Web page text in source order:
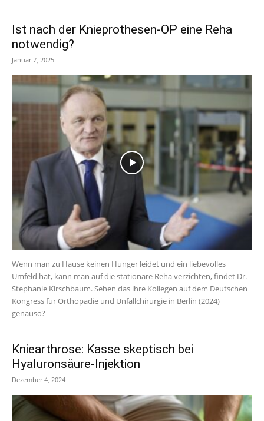
Ist nach der Knieprothesen-OP eine Reha
notwendig?
Januar 7, 2025
Wenn man zu Hause keinen Hunger leidet und ein liebevolles
Umfeld hat, kann man auf die stationäre Reha verzichten, findet Dr.
Stephanie Kirschbaum. Sehen das ihre Kollegen auf dem Deutschen
Kongress für Orthopädie und Unfallchirurgie in Berlin (2024)
genauso?
Kniearthrose: Kasse skeptisch bei
Hyaluronsäure-Injektion
Dezember 4, 2024